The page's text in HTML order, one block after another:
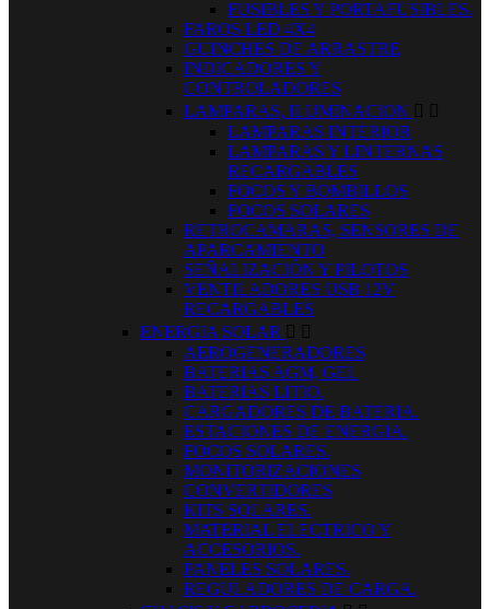
FUSIBLES Y PORTAFUSIBLES.
FAROS LED 4X4
GUINCHES DE ARRASTRE
INDICADORES Y
CONTROLADORES
LAMPARAS, ILUMINACION  
LAMPARAS INTERIOR
LAMPARAS Y LINTERNAS
RECARGABLES
FOCOS Y BOMBILLOS
FOCOS SOLARES
RETROCAMARAS, SENSORES DE
APARCAMIENTO
SEÑALIZACIÓN Y PILOTOS
VENTILADORES USB 12V
RECARGABLES
ENERGIA SOLAR  
AEROGENERADORES
BATERIAS AGM, GEL
BATERIAS LITIO.
CARGADORES DE BATERIA.
ESTACIONES DE ENERGIA.
FOCOS SOLARES.
MONITORIZACIONES
CONVERTIDORES
KITS SOLARES.
MATERIAL ELECTRICO Y
ACCESORIOS.
PANELES SOLARES.
REGULADORES DE CARGA.